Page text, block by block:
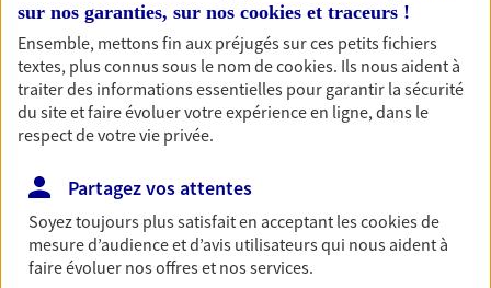
Garantie Accidents de la Vie
Bricoleuse, féru de jardinage, pâtissier en herbe
ou grande lectrice… personne n'est à l'abri d'un
accident du quotidien. Avec Ma Protection
Accident, protégez votre qualité de vie et vos
revenus.
Découvrir l'offre Garantie Accidents de la Vie
OBTENIR UN TARIF EN LIGNE
sur nos garanties, sur nos cookies et traceurs !
Ensemble, mettons fin aux préjugés sur ces petits fichiers
textes, plus connus sous le nom decookies. Ils nous aident à
traiter des informations essentielles pour garantir la sécurité
du site et faire évoluer votre expérience en ligne, dans le
respect de votre vie privée.
Partagez vos attentes
Soyez toujours plus satisfait en acceptant lescookiesde
mesure d’audience et d’avis utilisateurs qui nous aident à
faire évoluer nos offres et nos services.